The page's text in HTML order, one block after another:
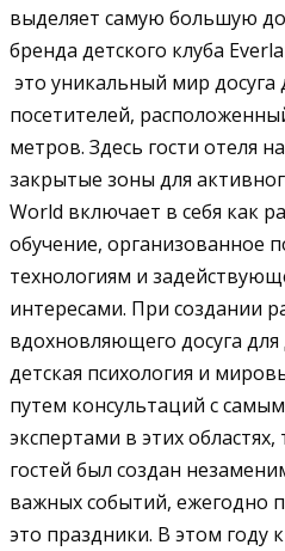
выделяет самую большую
бренда детского клуба
это уникальный мир досуга
посетителей,
метров. Здесь гости отеля
закрытые зоны для
World включает в себя как
обучение, организованное
технологиям и
интересами. При создании
вдохновляющего досуга
детская психология и
путем консультаций с
экспертами в этих
гостей был создан
важных событий, ежегодно
это праздники. В этом году